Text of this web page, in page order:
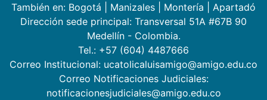
También en: Bogotá Manizales Montería
Apartadó
Dirección sede principal: Transversal 51A #67B 90
Medellín - Colombia.
Tel.: +57 (604) 4487666
Correo Institucional: ucatolicaluisamigo@amigo.edu.co
Correo Notificaciones Judiciales:
notificacionesjudiciales@amigo.edu.co